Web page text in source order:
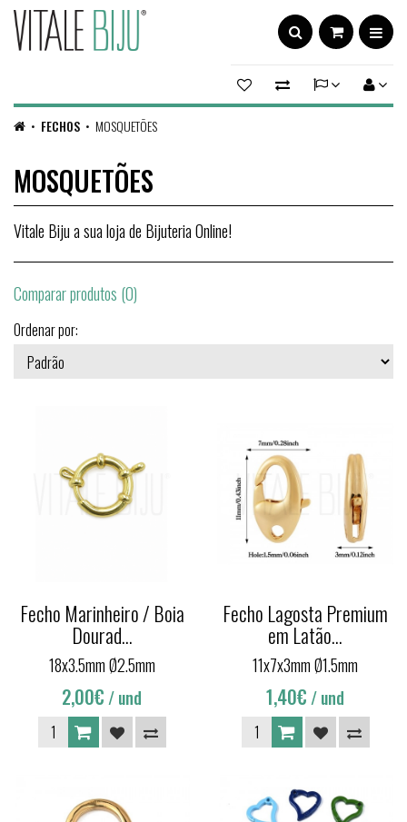
FECHOS MOSQUETÕES
MOSQUETÕES
Vitale Biju a sua loja de Bijuteria Online!
Comparar produtos (0)
Ordenar por:
Fecho Marinheiro / Boia
Dourad...
18x3.5mm Ø2.5mm
2,00€ / und
Fecho Lagosta Premium
em Latão...
11x7x3mm Ø1.5mm
1,40€ / und